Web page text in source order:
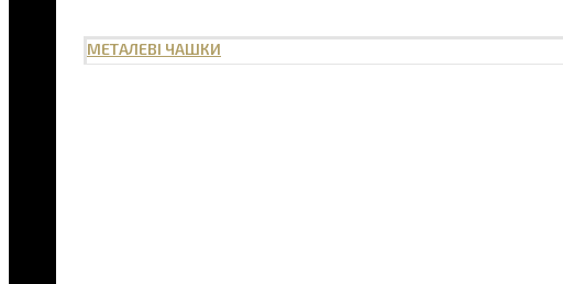
МЕТАЛЕВІ ЧАШКИ